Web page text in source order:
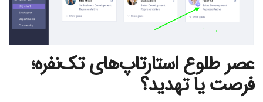
عصر طلوع استارتاپ‌های تک‌نفره؛
فرصت یا تهدید؟